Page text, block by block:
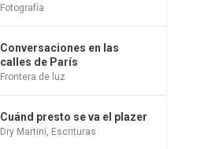
Fotografía
Conversaciones en las
calles de París
Frontera de luz
Cuánd presto se va el plazer
Dry Martini Escrituras